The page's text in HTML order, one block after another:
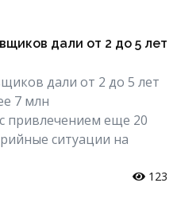
дали от 2 до 5 лет
дали от 2 до 5 лет
7 млн
привлечением еще 20
ситуации на
123